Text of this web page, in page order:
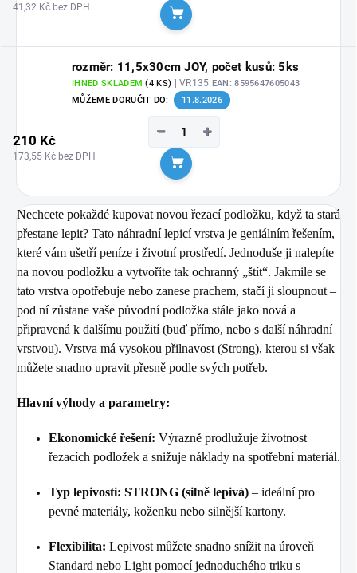
41,32 Kč bez DPH
Do košíku
rozměr: 11,5x30cm JOY, počet kusů: 5ks
IHNED SKLADEM(4 KS) | VR135 EAN: 8595647605043
MŮŽEME DORUČIT DO:
11.8.2026
210 Kč
173,55 Kč bez DPH
+
−
Do košíku
Nechcete pokaždé kupovat novou řezací podložku, když ta stará
přestane lepit? Tato náhradní lepicí vrstva je geniálním řešením,
které vám ušetří peníze i životní prostředí. Jednoduše ji nalepíte
na novou podložku a vytvoříte tak ochranný „štít“. Jakmile se
tato vrstva opotřebuje nebo zanese prachem, stačí ji sloupnout –
pod ní zůstane vaše původní podložka stále jako nová a
připravená k dalšímu použití (buď přímo, nebo s další náhradní
vrstvou). Vrstva má vysokou přilnavost (Strong), kterou si však
můžete snadno upravit přesně podle svých potřeb.
Hlavní výhody a parametry:
Ekonomické řešení: Výrazně prodlužuje životnost
řezacích podložek a snižuje náklady na spotřební materiál.
Typ lepivosti: STRONG (silně lepivá) – ideální pro
pevné materiály, koženku nebo silnější kartony.
Flexibilita: Lepivost můžete snadno snížit na úroveň
Standard nebo Light pomocí jednoduchého triku s